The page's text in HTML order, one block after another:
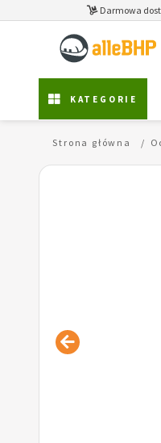
Darmowa
KATEGORIE
Strona główna